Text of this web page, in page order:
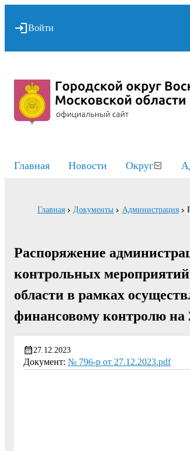
Войти
Главная Новости Округ
Главная Документы Администрация
Распоряжение
контрольных
области в рамках
финансовому контролю на
27.12.2023
Документ: № 796-р от 27.12.2023.pdf